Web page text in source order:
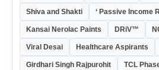
Shiva and Shakti ‘ Passive Income
Kansai Nerolac Paints DRiV™
Viral Desai Healthcare Aspirants
Girdhari Singh Rajpurohit TCL